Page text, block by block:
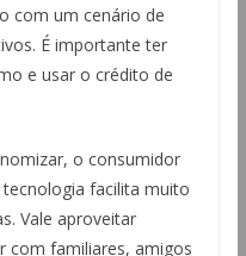
com um cenário de
É importante ter
e usar o crédito de
o consumidor
tecnologia facilita muito
Vale aproveitar
com familiares, amigos